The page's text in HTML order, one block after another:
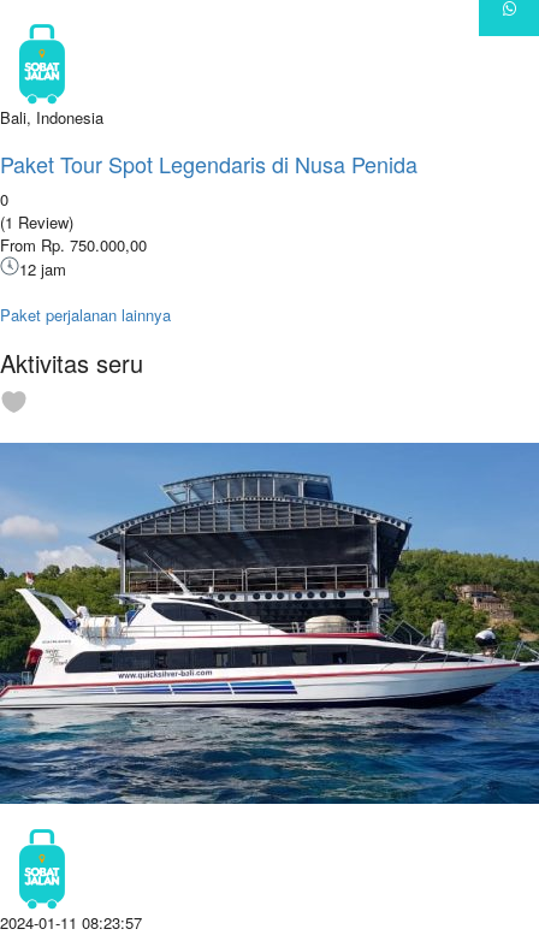
Bali, Indonesia
Paket Tour Spot Legendaris di Nusa Penida
0
(1 Review)
From Rp. 750.000,00
12 jam
Paket perjalanan lainnya
Aktivitas seru
2024-01-11 08:23:57